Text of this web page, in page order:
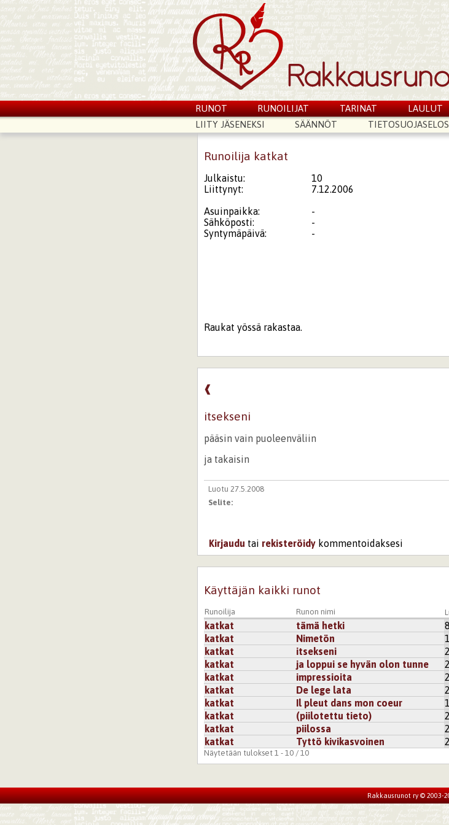
RUNOT RUNOILIJAT TARINAT LAULUT
LIITY JÄSENEKSI
SÄÄNNÖT
Runoilija katkat
Julkaistu:
10
Liittynyt:
7.12.2006
Asuinpaikka:
-
Sähköposti:
-
Syntymäpäivä:
-
Raukat yössä rakastaa.
❰
itsekseni
pääsin vain puoleenväliin
ja takaisin
Luotu 27.5.2008
Selite:
Kirjaudu tai rekisteröidy kommentoidaksesi
Käyttäjän kaikki runot
Runoilija Runon nimi
katkat tämä hetki
katkat
Nimetön
katkat
itsekseni
katkat
ja loppui se hyvän olon tunne
katkat
impressioita
katkat
De lege lata
katkat
Il pleut dans mon coeur
katkat
(piilotettu tieto)
katkat
piilossa
katkat
Tyttö kivikasvoinen
Näytetään tulokset 1 - 10 / 10
Rakkausrunot ry © 2003-